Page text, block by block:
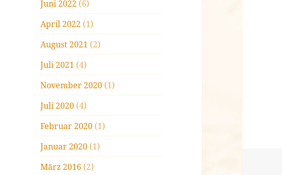
Juni 2022 (6)
April 2022 (1)
August 2021 (2)
Juli 2021 (4)
November 2020 (1)
Juli 2020 (4)
Februar 2020 (1)
Januar 2020 (1)
März 2016 (2)